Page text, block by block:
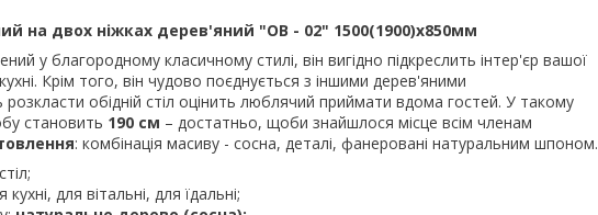
на двох ніжках дерев'яний "ОВ - 02" 1500(1900)х850мм
у благородному класичному стилі, він вигідно підкреслить інтер'єр вашої
Крім того, він чудово поєднується з іншими дерев'яними
обідній стіл оцінить люблячий приймати вдома гостей. У такому
становить 190 см – достатньо, щоби знайшлося місце всім членам
: комбінація масиву - сосна, деталі, фанеровані натуральним шпоном.
для вітальні, для їдальні;